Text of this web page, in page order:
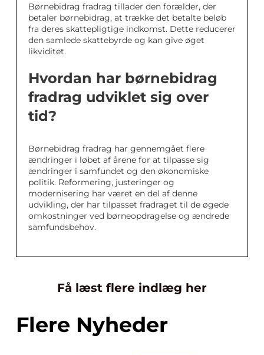
Børnebidrag fradrag tillader den forælder, der
betaler børnebidrag, at trække det betalte beløb
fra deres skattepligtige indkomst. Dette reducerer
den samlede skattebyrde og kan give øget
likviditet.
Hvordan har børnebidrag
fradrag udviklet sig over
tid?
Børnebidrag fradrag har gennemgået flere
ændringer i løbet af årene for at tilpasse sig
ændringer i samfundet og den økonomiske
politik. Reformering, justeringer og
modernisering har været en del af denne
udvikling, der har tilpasset fradraget til de øgede
omkostninger ved børneopdragelse og ændrede
samfundsbehov.
Få læst flere indlæg her
Flere Nyheder